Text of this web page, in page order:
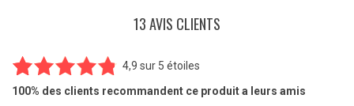
13 AVIS CLIENTS
Noté4.85
13
4,9 sur 5 étoiles
100% des clients recommandent ce produit a leurs amis